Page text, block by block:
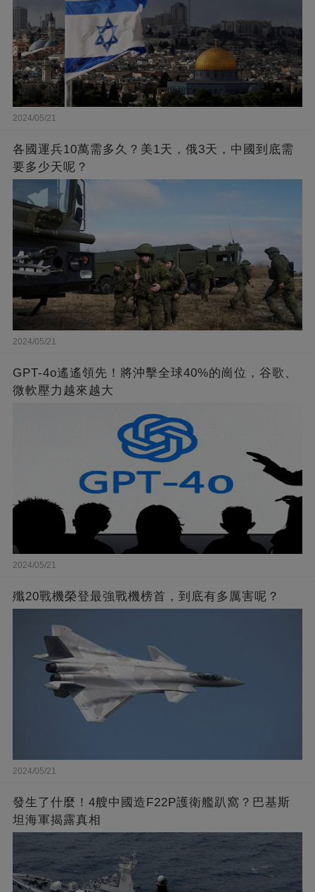
2024/05/21
各國運兵10萬需多久？美1天，俄3天，中國到底需
要多少天呢？
2024/05/21
GPT-4o遙遙領先！將沖擊全球40%的崗位，谷歌、
微軟壓力越來越大
2024/05/21
殲20戰機榮登最強戰機榜首，到底有多厲害呢？
2024/05/21
發生了什麼！4艘中國造F22P護衛艦趴窩？巴基斯
坦海軍揭露真相